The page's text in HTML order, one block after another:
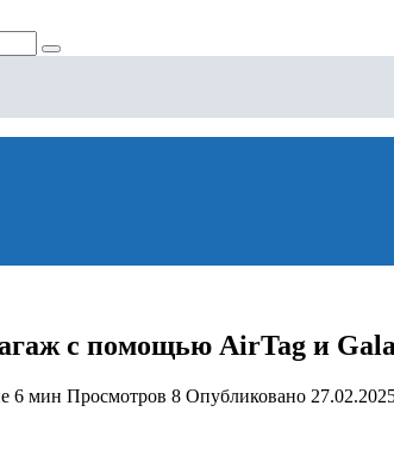
с помощью AirTag и
6 мин Просмотров 8 Опубликовано